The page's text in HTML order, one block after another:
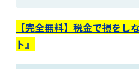
【完全無料】税金で損をし
ト』